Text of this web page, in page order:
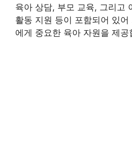
육아 상담, 부모 교육, 그리고
활동 지원 등이 포함되어 있
에게 중요한 육아 자원을 제공